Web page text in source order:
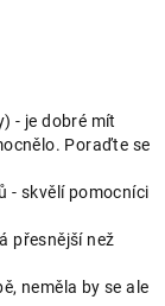
- je dobré mít
Poraďte se
- skvělí pomocníci
přesnější než
neměla by se ale